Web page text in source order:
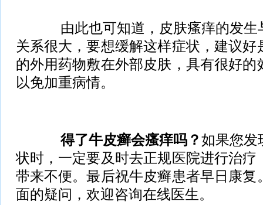
由此也可知道，皮肤瘙痒的发生
关系很大，要想缓解这样症状，建议
的外用药物敷在外部皮肤，具有很好
以免加重病情。
得了牛皮癣会瘙痒吗？如果您发
状时，一定要及时去正规医院进行治
带来不便。最后祝牛皮癣患者早日康
面的疑问，欢迎咨询在线医生。